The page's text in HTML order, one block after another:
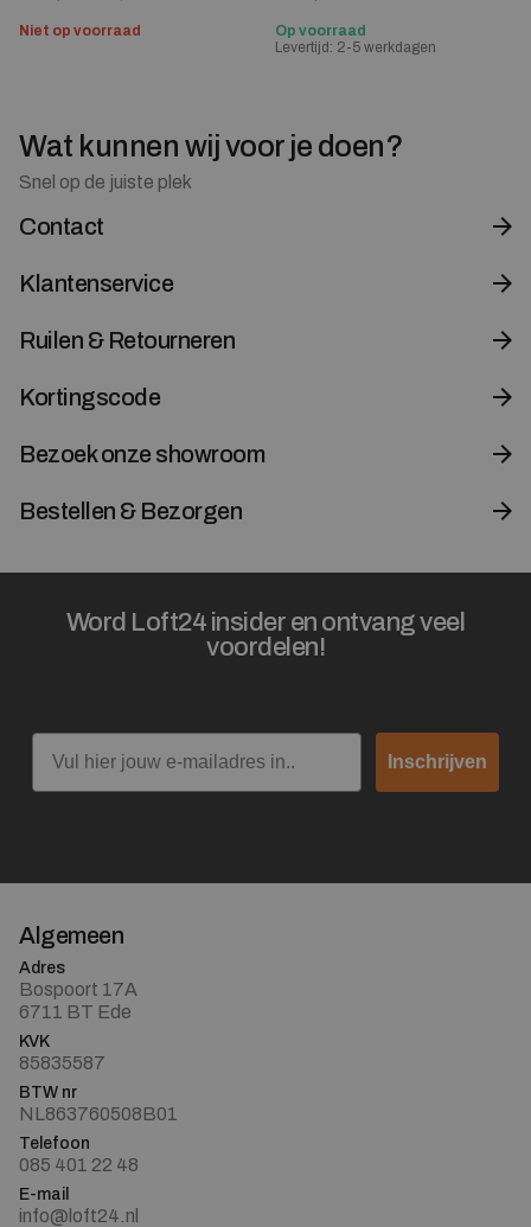
Niet op voorraad
Op voorraad
Levertijd: 2-5 werkdagen
Wat kunnen wij voor je doen?
Snel op de juiste plek
Contact
Klantenservice
Ruilen & Retourneren
Kortingscode
Bezoek onze showroom
Bestellen & Bezorgen
Word Loft24 insider en ontvang veel
voordelen!
Email
Inschrijven
Algemeen
Adres
Bospoort 17A
6711 BT Ede
KVK
85835587
BTW nr
NL863760508B01
Telefoon
085 401 22 48
E-mail
info@loft24.nl